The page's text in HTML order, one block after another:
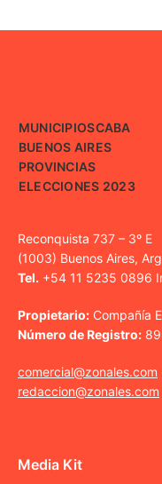
MUNICIPIOSCABA
BUENOS AIRES
PROVINCIAS
ELECCIONES 2023
Reconquista 737 – 3º E
(1003) Buenos Aires,
Tel. +54 11 5235 0896
Propietario: Compañía
Número de Registro:
comercial@zonales.com
redaccion@zonales.com
Media Kit